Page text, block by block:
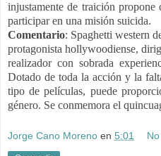
injustamente de traición
participar en una misión suicida.
Comentario: Spaghetti western
protagonista hollywoodiense,
realizador con sobrada
Dotado de toda la acción y la
tipo de películas, puede
género. Se conmemora el
Jorge Cano Moreno en 5:01